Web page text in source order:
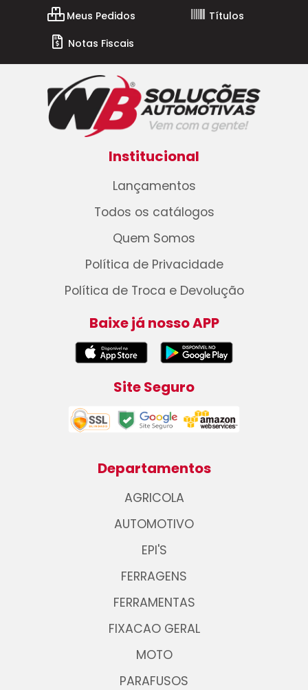
Meus Pedidos
Títulos
Notas Fiscais
Institucional
Lançamentos
Todos os catálogos
Quem Somos
Política de Privacidade
Política de Troca e Devolução
Baixe já nosso APP
Site Seguro
Departamentos
AGRICOLA
AUTOMOTIVO
EPI'S
FERRAGENS
FERRAMENTAS
FIXACAO GERAL
MOTO
PARAFUSOS